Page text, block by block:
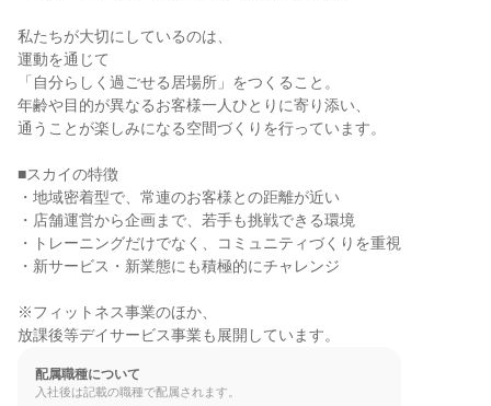
私たちが大切にしているのは、
運動を通じて
「自分らしく過ごせる居場所」をつくること。
年齢や目的が異なるお客様一人ひとりに寄り添い、
通うことが楽しみになる空間づくりを行っています。
■スカイの特徴
・地域密着型で、常連のお客様との距離が近い
・店舗運営から企画まで、若手も挑戦できる環境
・トレーニングだけでなく、コミュニティづくりを重視
・新サービス・新業態にも積極的にチャレンジ
※フィットネス事業のほか、
放課後等デイサービス事業も展開しています。
配属職種について
入社後は記載の職種で配属されます。